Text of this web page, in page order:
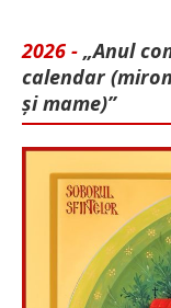
2026 - „Anul
calendar
și mame)”